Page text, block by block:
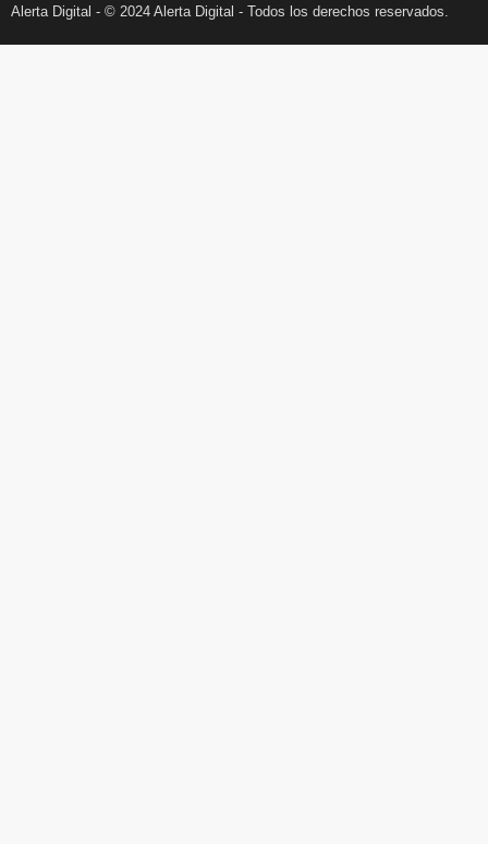
Alerta Digital - © 2024 Alerta Digital - Todos los derechos reservados.